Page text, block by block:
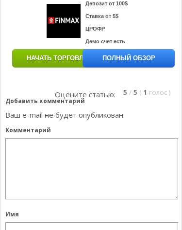
Депозит от 100$
Ставка от 5$
ЦРОФР
Демо счет есть
НАЧАТЬ ТОРГОВЛЮ ПОЛНЫЙ ОБЗОР
Оцените статью: 5 / 5 ( 1 голос )
Добавить комментарий
Ваш e-mail не будет опубликован.
Комментарий
Имя